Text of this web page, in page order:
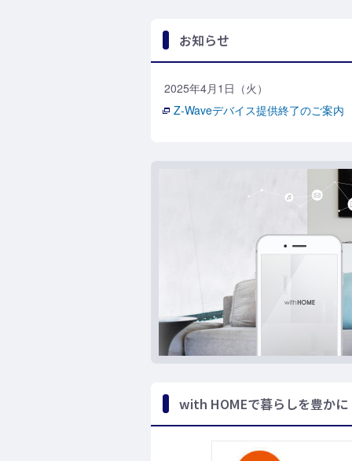
お知らせ
2025年4月1日（火）
Z-Waveデバイス提供終了のご案内
with HOMEで暮らしを豊かに